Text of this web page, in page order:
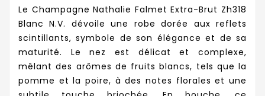
Le Champagne Nathalie Falmet Extra-Brut Zh318
Blanc N.V. dévoile une robe dorée aux reflets
scintillants, symbole de son élégance et de sa
maturité. Le nez est délicat et complexe,
mêlant des arômes de fruits blancs, tels que la
pomme et la poire, à des notes florales et une